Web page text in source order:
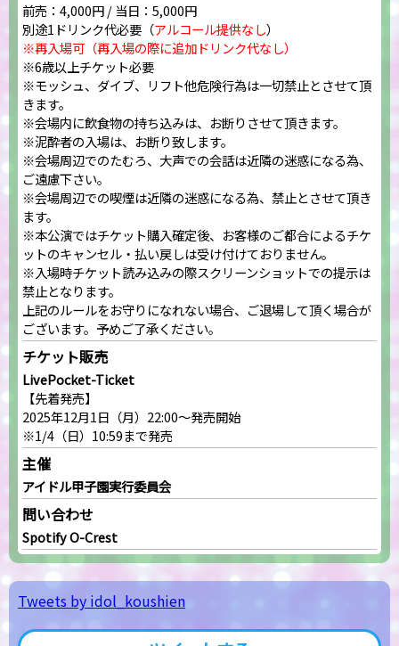
前売：4,000円 / 当日：5,000円
別途1ドリンク代必要（アルコール提供なし）
※再入場可（再入場の際に追加ドリンク代なし）
※6歳以上チケット必要
※モッシュ、ダイブ、リフト他危険行為は一切禁止とさせて頂
きます。
※会場内に飲食物の持ち込みは、お断りさせて頂きます。
※泥酔者の入場は、お断り致します。
※会場周辺でのたむろ、大声での会話は近隣の迷惑になる為、
ご遠慮下さい。
※会場周辺での喫煙は近隣の迷惑になる為、禁止とさせて頂き
ます。
※本公演ではチケット購入確定後、お客様のご都合によるチケ
ットのキャンセル・払い戻しは受け付けておりません。
※入場時チケット読み込みの際スクリーンショットでの提示は
禁止となります。
上記のルールをお守りになれない場合、ご退場して頂く場合が
ございます。予めご了承ください。
チケット販売
LivePocket-Ticket
【先着発売】
2025年12月1日（月）22:00～発売開始
※1/4（日）10:59まで発売
主催
アイドル甲子園実行委員会
問い合わせ
Spotify O-Crest
Tweets by idol_koushien